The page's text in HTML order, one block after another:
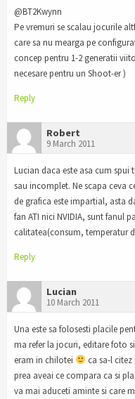
@BT2Kwynn
Pe vremuri se scalau jocurile
care sa nu mearga pe
concep pentru 1-2 generatii
necesare pentru un Shoot-er )
Reply
Robert
9 March 2011
Lucian daca este asa cum spui
sau incomplet. Ne scapa ceva
de grafica este impartial, asta
fan ATI nici NVIDIA, sunt fanul
calitatea(consum, temperatur
Reply
Lucian
10 March 2011
Una este sa folosesti placile
ma refer la jocuri, editare foto
eram in chilotei
ca sa-l citez
prea aveai ce compara ca si
va mai aduceti aminte si care